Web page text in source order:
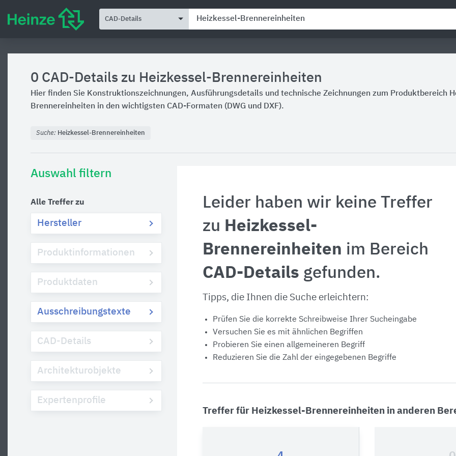
CAD-Details
0 CAD-Details zu Heizkessel-Brennereinheiten
Hier finden Sie Konstruktionszeichnungen, Ausführungsdetails und technische Zeichnungen zum Produktbereich
Brennereinheiten in den wichtigsten CAD-Formaten (DWG und DXF).
Suche: Heizkessel-Brennereinheiten
Auswahl filtern
Alle Treffer zu
Hersteller
Produktinformationen
Produktdaten
Ausschreibungstexte
CAD-Details
Architekturobjekte
Expertenprofile
Leider haben wir keine Treffer
zu Heizkessel-
Brennereinheiten im Bereich
CAD-Details gefunden.
Tipps, die Ihnen die Suche erleichtern:
Prüfen Sie die korrekte Schreibweise Ihrer Sucheingabe
Versuchen Sie es mit ähnlichen Begriffen
Probieren Sie einen allgemeineren Begriff
Reduzieren Sie die Zahl der eingegebenen Begriffe
Treffer für Heizkessel-Brennereinheiten in anderen